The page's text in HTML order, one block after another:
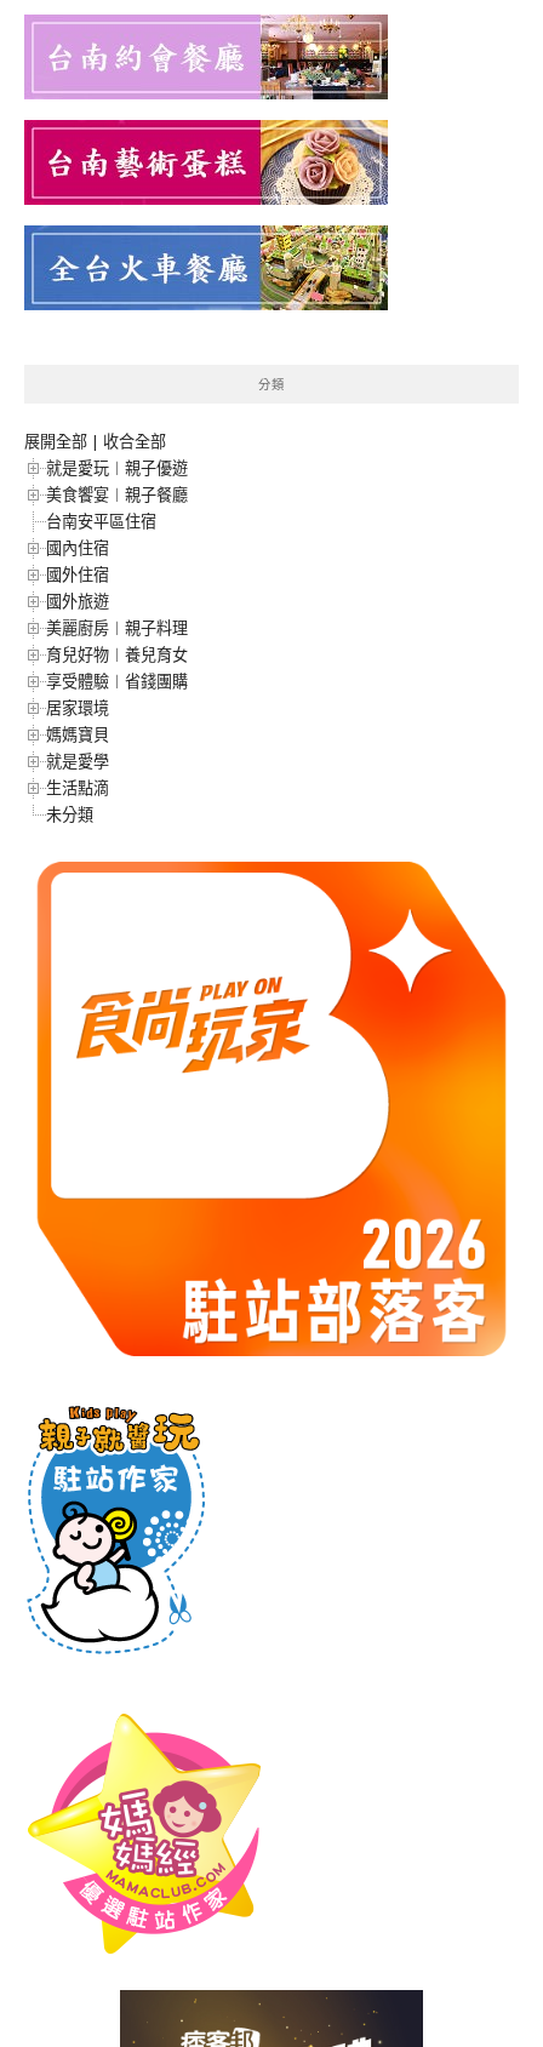
分類
展開全部 | 收合全部
就是愛玩︱親子優遊
美食饗宴︱親子餐廳
台南安平區住宿
國內住宿
國外住宿
國外旅遊
美麗廚房︱親子料理
育兒好物︱養兒育女
享受體驗︱省錢團購
居家環境
媽媽寶貝
就是愛學
生活點滴
未分類